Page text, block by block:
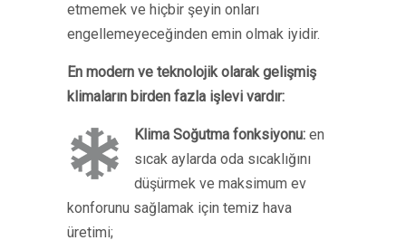
etmemek ve hiçbir şeyin onları
engellemeyeceğinden emin olmak iyidir.
En modern ve teknolojik olarak gelişmiş
klimaların birden fazla işlevi vardır:
Klima Soğutma fonksiyonu: en
sıcak aylarda oda sıcaklığını
düşürmek ve maksimum ev
konforunu sağlamak için temiz hava
üretimi;